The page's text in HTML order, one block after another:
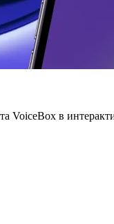
VoiceBox в